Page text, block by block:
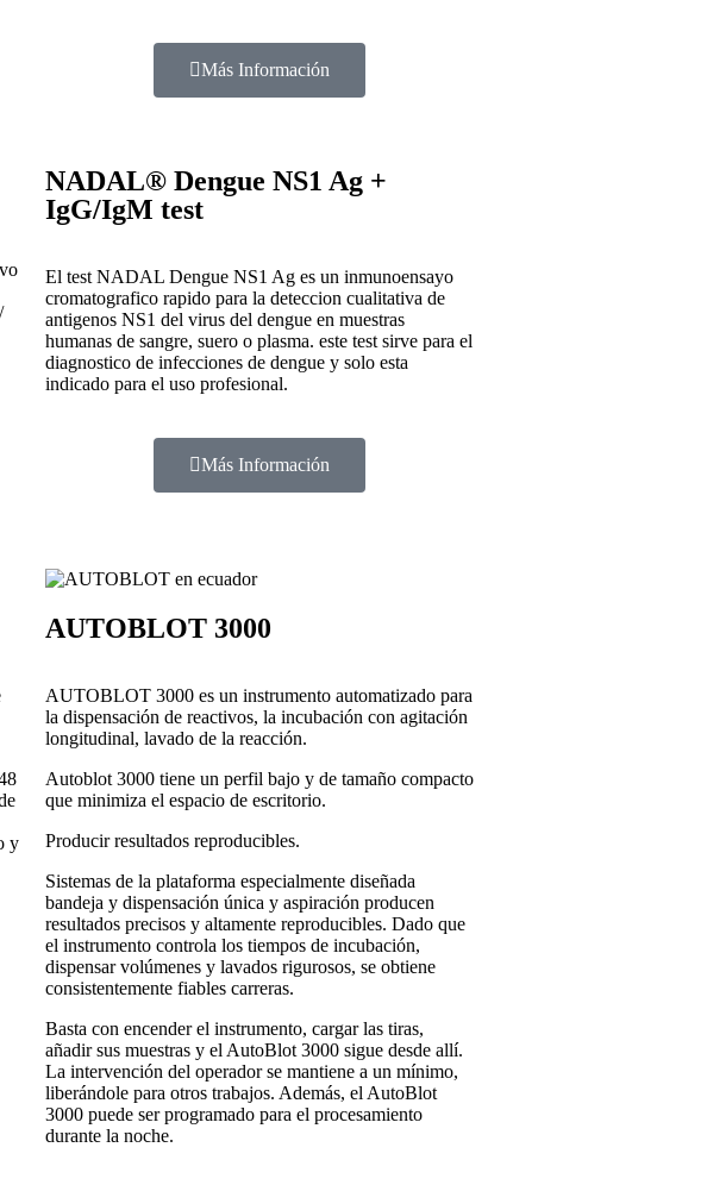
Más Información
NADAL® Dengue NS1 Ag +
IgG/IgM test
El test NADAL Dengue NS1 Ag es un inmunoensayo
cromatografico rapido para la deteccion cualitativa de
antigenos NS1 del virus del dengue en muestras
humanas de sangre, suero o plasma. este test sirve para el
diagnostico de infecciones de dengue y solo esta
indicado para el uso profesional.
Más Información
y
AUTOBLOT 3000
AUTOBLOT 3000 es un instrumento automatizado para
la dispensación de reactivos, la incubación con agitación
longitudinal, lavado de la reacción.
Autoblot 3000 tiene un perfil bajo y de tamaño compacto
que minimiza el espacio de escritorio.
Producir resultados reproducibles.
Sistemas de la plataforma especialmente diseñada
bandeja y dispensación única y aspiración producen
resultados precisos y altamente reproducibles. Dado que
el instrumento controla los tiempos de incubación,
dispensar volúmenes y lavados rigurosos, se obtiene
consistentemente fiables carreras.
Basta con encender el instrumento, cargar las tiras,
añadir sus muestras y el AutoBlot 3000 sigue desde allí.
La intervención del operador se mantiene a un mínimo,
liberándole para otros trabajos. Además, el AutoBlot
3000 puede ser programado para el procesamiento
durante la noche.